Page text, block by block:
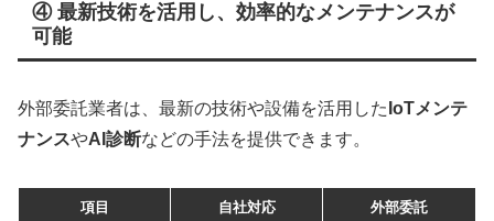
④ 最新技術を活用し、効率的なメンテナンスが
可能
外部委託業者は、最新の技術や設備を活用した IoTメンテ
ナンスやAI診断などの手法を提供できます。
項目 自社対応 外部委託